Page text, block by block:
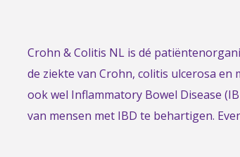
Link
homepage
Crohn & Colitis NL is dé
de ziekte van Crohn, colitis ulcerosa
ook wel Inflammatory Bowel Disease
van mensen met IBD te behartigen.